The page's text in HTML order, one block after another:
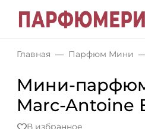
Главная Парфюм Мини
Мини-
Marc-Antoine
В избранное